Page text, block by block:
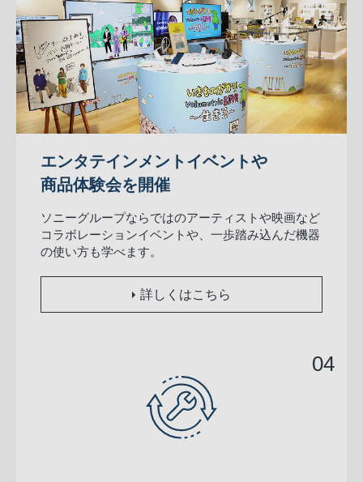
エンタテインメントイベントや
商品体験会を開催
ソニーグループならではのアーティストや映画など
コラボレーションイベントや、一歩踏み込んだ機器
の使い方も学べます。
詳しくはこちら